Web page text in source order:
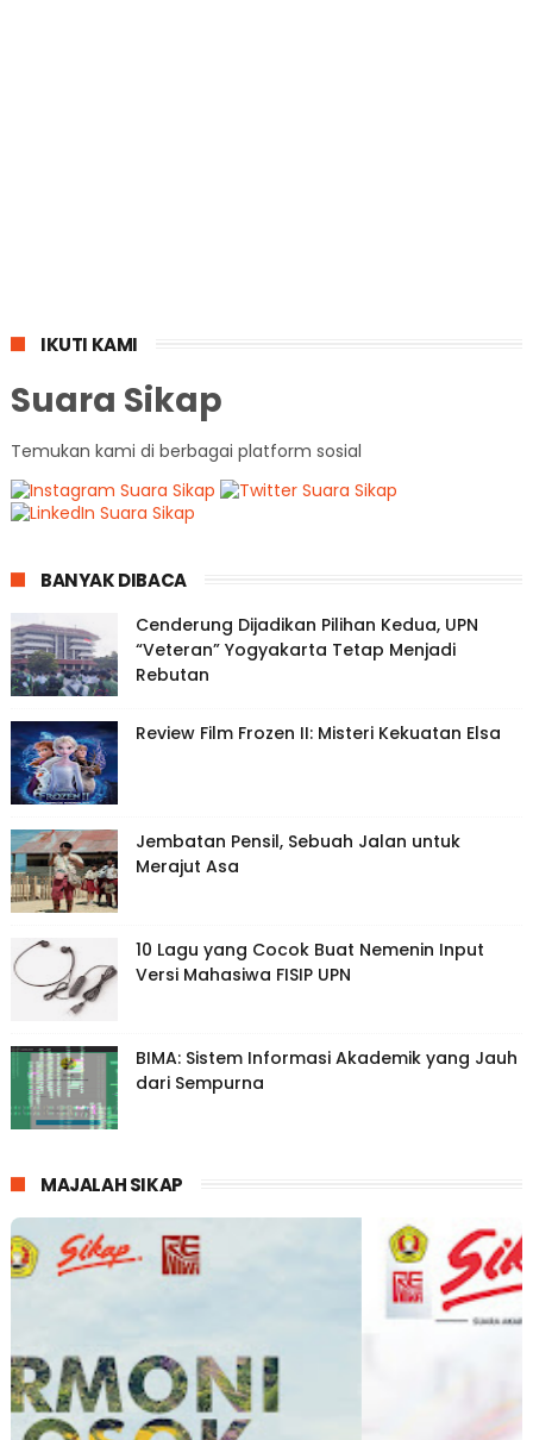
IKUTI KAMI
Suara Sikap
Temukan kami di berbagai platform sosial
BANYAK DIBACA
Cenderung Dijadikan Pilihan Kedua, UPN
“Veteran” Yogyakarta Tetap Menjadi
Rebutan
Review Film Frozen II: Misteri Kekuatan Elsa
Jembatan Pensil, Sebuah Jalan untuk
Merajut Asa
10 Lagu yang Cocok Buat Nemenin Input
Versi Mahasiwa FISIP UPN
BIMA: Sistem Informasi Akademik yang Jauh
dari Sempurna
MAJALAH SIKAP